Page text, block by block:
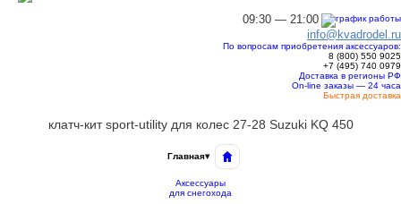
09:30 — 21:00
info@kvadrodel.ru
По вопросам приобретения аксессуаров:
8 (800) 550 9025
+7 (495) 740 0979
Доставка в регионы РФ
On-line заказы — 24 часа
Быстрая доставка
клатч-кит sport-utility для колес 27-28 Suzuki KQ 450
Главная▾
Аксессуары
для снегохода